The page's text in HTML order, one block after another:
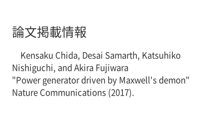
論文掲載情報
Kensaku Chida, Desai Samarth, Katsuhiko
Nishiguchi, and Akira Fujiwara
"Power generator driven by Maxwell's demon"
Nature Communications (2017).